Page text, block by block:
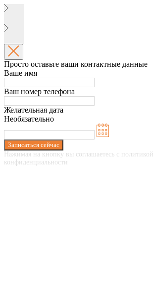
Просто оставьте ваши контактные данные
Ваше имя
Ваш номер телефона
Желательная дата
Необязательно
Записаться сейчас
Нажимая на кнопку вы соглашаетесь с политикой
конфиденциальности